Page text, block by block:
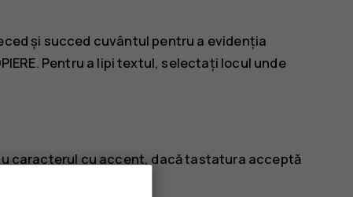
și succed cuvântul pentru a evidenția
. Pentru a lipi textul, selectați locul unde
caracterul cu accent, dacă tastatura acceptă